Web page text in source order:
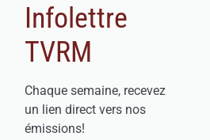
Infolettre
TVRM
Chaque semaine, recevez
un lien direct vers nos
émissions!